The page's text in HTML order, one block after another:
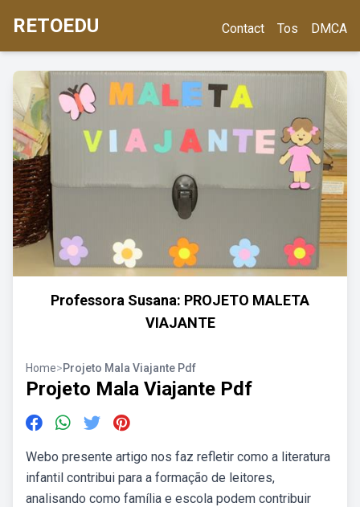
RETOEDU Contact Tos DMCA
Professora Susana: PROJETO MALETA
VIAJANTE
Home>Projeto Mala Viajante Pdf
Projeto Mala Viajante Pdf
Webo presente artigo nos faz refletir como a literatura
infantil contribui para a formação de leitores,
analisando como família e escola podem contribuir